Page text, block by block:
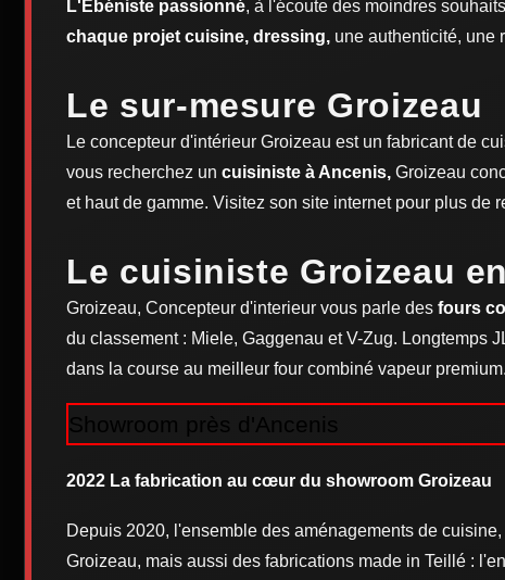
L'Ébéniste passionné, à l'écoute des moindres
chaque projet cuisine, dressing, une authenticité, une
Le sur-mesure Groizeau
Le concepteur d'intérieur Groizeau est un fabricant de
vous recherchez un cuisiniste à Ancenis, Groizeau
et haut de gamme. Visitez son site internet pour plus de
Le cuisiniste Groizeau
Groizeau, Concepteur d'interieur vous parle des fours
du classement : Miele, Gaggenau et V-Zug. Longtemps
dans la course au meilleur four combiné vapeur premium.
Showroom près d'Ancenis
2022 La fabrication au cœur du showroom Groizeau
Depuis 2020, l'ensemble des aménagements de
Groizeau, mais aussi des fabrications made in Teillé :